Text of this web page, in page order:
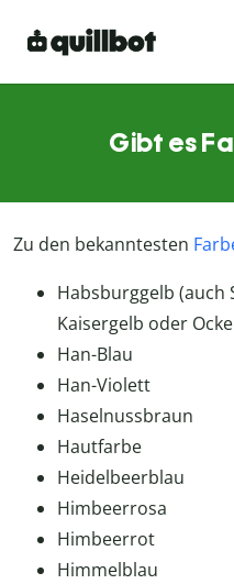
Gibt es
Zu den bekanntesten
Habsburggelb (auch
Kaisergelb oder
Han-Blau
Han-Violett
Haselnussbraun
Hautfarbe
Heidelbeerblau
Himbeerrosa
Himbeerrot
Himmelblau